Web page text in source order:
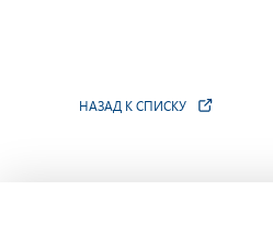
НАЗАД К СПИСКУ